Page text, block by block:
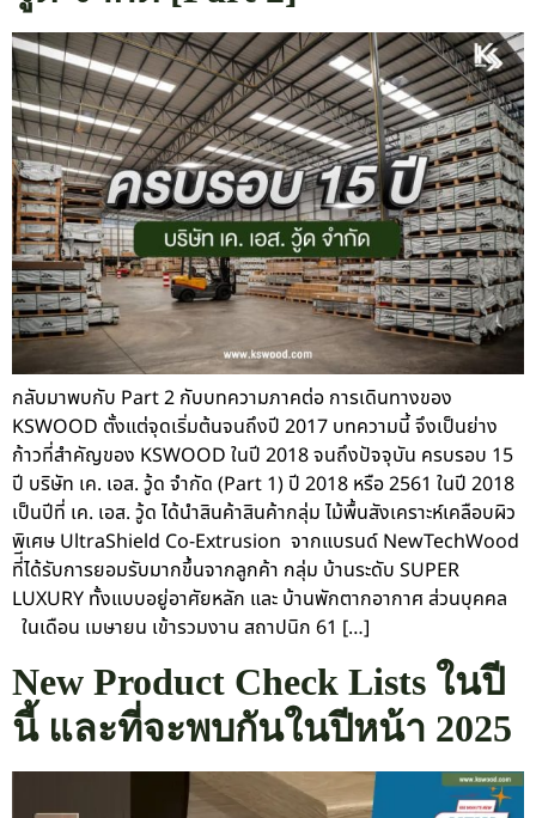
กลับมาพบกับ Part 2 กับบทความภาคต่อ การเดินทางของ
KSWOOD ตั้งแต่จุดเริ่มต้นจนถึงปี 2017 บทความนี้ จึงเป็นย่าง
ก้าวที่สำคัญของ KSWOOD ในปี 2018 จนถึงปัจจุบัน ครบรอบ 15
ปี บริษัท เค. เอส. วู้ด จำกัด (Part 1) ปี 2018 หรือ 2561 ในปี 2018
เป็นปีที่ เค. เอส. วู้ด ได้นำสินค้าสินค้ากลุ่ม ไม้พื้นสังเคราะห์เคลือบผิว
พิเศษ UltraShield Co-Extrusion จากแบรนด์ NewTechWood
ที่ีได้รับการยอมรับมากขึ้นจากลูกค้า กลุ่ม บ้านระดับ SUPER
LUXURY ทั้งแบบอยู่อาศัยหลัก และ บ้านพักตากอากาศ ส่วนบุคคล
ในเดือน เมษายน เข้ารวมงาน สถาปนิก 61 […]
New Product Check Lists ในปี
นี้ และที่จะพบกันในปีหน้า 2025